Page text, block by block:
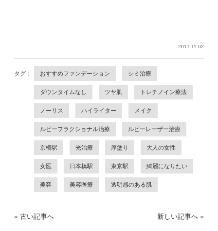
2017.11.02
タグ： おすすめファンデーション シミ治療
ダウンタイムなし ツヤ肌 トレチノイン療法
ノーリス ハイライター メイク
ルビーフラクショナル治療 ルビーレーザー治療
京橋駅 光治療 厚塗り 大人の女性
女医 日本橋駅 東京駅 綺麗になりたい
美容 美容医療 透明感のある肌
« 古い記事へ 新しい記事へ »